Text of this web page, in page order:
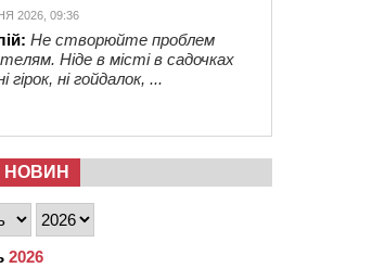
2026, 09:36
Не створюйте проблем
Ніде в місті в садочках
гірок, ні гойдалок, ...
НОВИН
2026